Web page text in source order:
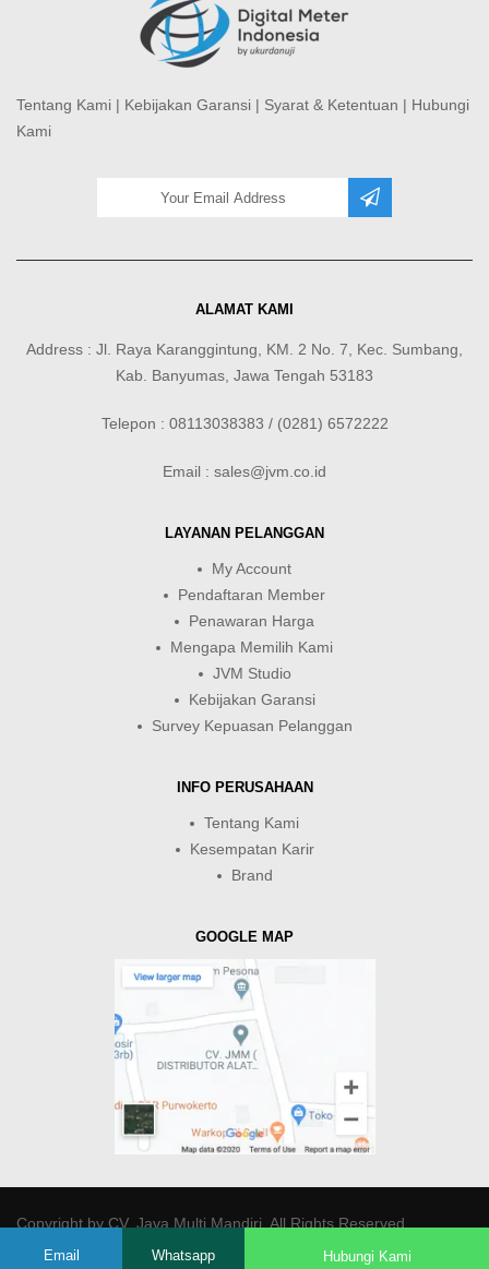
Tentang Kami | Kebijakan Garansi | Syarat & Ketentuan | Hubungi
Kami
ALAMAT KAMI
Address : Jl. Raya Karanggintung, KM. 2 No. 7, Kec. Sumbang,
Kab. Banyumas, Jawa Tengah 53183
Telepon : 08113038383 / (0281) 6572222
Email : sales@jvm.co.id
LAYANAN PELANGGAN
My Account
Pendaftaran Member
Penawaran Harga
Mengapa Memilih Kami
JVM Studio
Kebijakan Garansi
Survey Kepuasan Pelanggan
INFO PERUSAHAAN
Tentang Kami
Kesempatan Karir
Brand
GOOGLE MAP
Copyright byCV. Java Multi Mandiri. All Rights Reserved.
Email Whatsapp Hubungi Kami